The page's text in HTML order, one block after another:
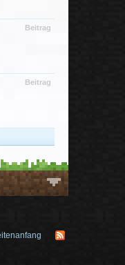
Beitrag
Beitrag